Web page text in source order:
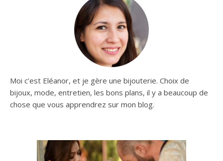
Moi c’est Eléanor, et je gère une bijouterie. Choix de
bijoux, mode, entretien, les bons plans, il y a beaucoup de
chose que vous apprendrez sur mon blog.